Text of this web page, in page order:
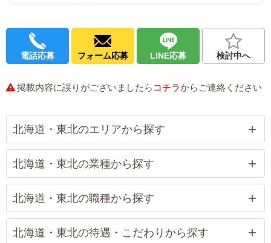
電話応募 フォーム応募 LINE応募 検討中へ
掲載内容に誤りがございましたら コチラからご連絡ください
北海道・東北のエリアから探す
北海道・東北の業種から探す
北海道・東北の職種から探す
北海道・東北の待遇・こだわりから探す